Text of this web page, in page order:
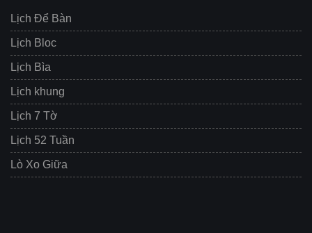
Lịch Để Bàn
Lịch Bloc
Lịch Bìa
Lịch khung
Lịch 7 Tờ
Lịch 52 Tuần
Lò Xo Giữa